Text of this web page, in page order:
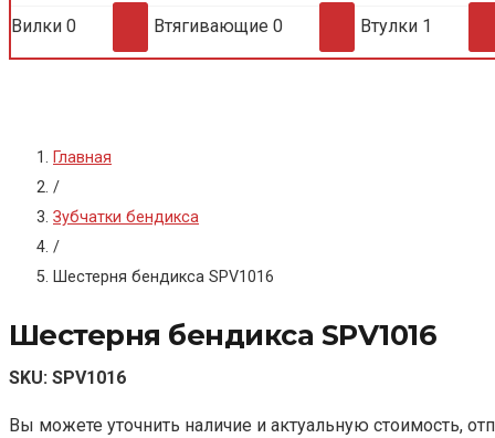
Вилки 0 Втягивающие 0 Втулки 1
Главная
/
Зубчатки бендикса
/
Шестерня бендикса SPV1016
Шестерня бендикса SPV1016
SKU: SPV1016
Вы можете уточнить наличие и актуальную стоимость,